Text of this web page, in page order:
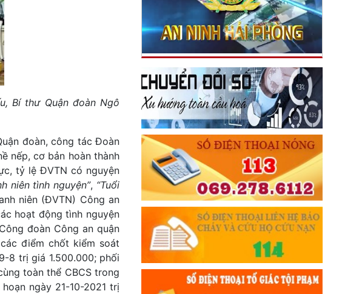
Bí thư Quận đoàn Ngô
đoàn, công tác Đoàn
nếp, cơ bản hoàn thành
tỷ lệ ĐVTN có nguyện
niên tình nguyện”, “Tuổi
niên (ĐVTN) Công an
hoạt động tình nguyện
đoàn Công an quận
điểm chốt kiểm soát
8 trị giá 1.500.000; phối
toàn thể CBCS trong
ngày 21-10-2021 trị
TƯ CÁCH
NGƯỜI CÔNG AN CÁCH MỆNH LÀ:
Đối với tự mình, phải
CẦN, KIỆM, LIÊM, CHÍNH
Đối với đồng sự, phải
THÂN ÁI GIÚP ĐỠ
Đối với chính phủ, phải
TUYỆT ĐỐI TRUNG THÀNH
Đối với nhân dân, phải
KÍNH TRỌNG LỄ PHÉP
Đối với công việc, phải
TẬN TỤY
Đối với địch, phải
CƯƠNG QUYẾT, KHÔN KHÉO